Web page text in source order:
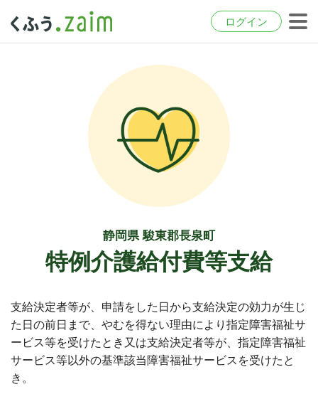
ログイン
静岡県 駿東郡長泉町
特例介護給付費等支給
支給決定者等が、申請をした日から支給決定の効力が生じ
た日の前日まで、やむを得ない理由により指定障害福祉サ
ービス等を受けたとき又は支給決定者等が、指定障害福祉
サービス等以外の基準該当障害福祉サービスを受けたと
き。